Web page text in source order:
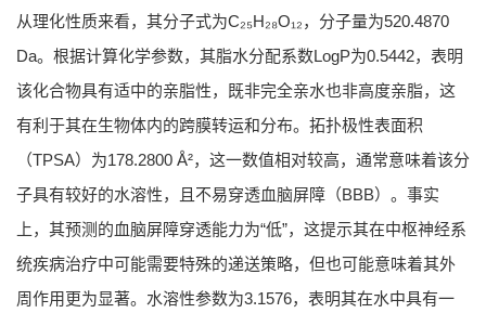
从理化性质来看，其分子式为C₂₅H₂₈O₁₂，分子量为520.4870
Da。根据计算化学参数，其脂水分配系数LogP为0.5442，表明
该化合物具有适中的亲脂性，既非完全亲水也非高度亲脂，这
有利于其在生物体内的跨膜转运和分布。拓扑极性表面积
（TPSA）为178.2800 Å²，这一数值相对较高，通常意味着该分
子具有较好的水溶性，且不易穿透血脑屏障（BBB）。事实
上，其预测的血脑屏障穿透能力为“低”，这提示其在中枢神经系
统疾病治疗中可能需要特殊的递送策略，但也可能意味着其外
周作用更为显著。水溶性参数为3.1576，表明其在水中具有一